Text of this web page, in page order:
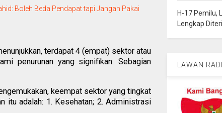
Boleh Beda Pendapat tapi Jangan Pakai
terdapat 4 (empat) sektor atau
penurunan yang signifikan. Sebagian
keempat sektor yang tingkat
itu adalah: 1. Kesehatan; 2. Administrasi
H-17 Pemilu,
Lengkap
LAWAN